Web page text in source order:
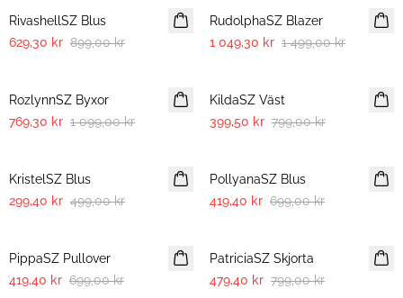
RivashellSZ Blus
629,30 kr 899,00 kr
RudolphaSZ Blazer
1 049,30 kr 1 499,00 kr
RozlynnSZ Byxor
769,30 kr 1 099,00 kr
KildaSZ Väst
399,50 kr 799,00 kr
KristelSZ Blus
299,40 kr 499,00 kr
PollyanaSZ Blus
419,40 kr 699,00 kr
PippaSZ Pullover
419,40 kr 699,00 kr
PatriciaSZ Skjorta
479,40 kr 799,00 kr